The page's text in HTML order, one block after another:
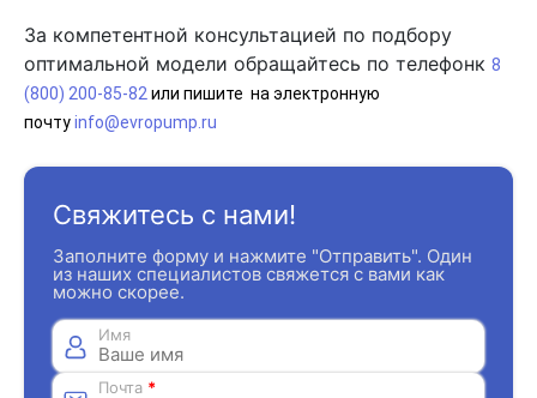
За компетентной консультацией по подбору
оптимальной модели обращайтесь по телефонк 8
(800) 200-85-82 или пишите на электронную
почтуinfo@evropump.ru
Свяжитесь с нами!
Заполните форму и нажмите "Отправить". Один
из наших специалистов свяжется с вами как
можно скорее.
Имя
Почта *